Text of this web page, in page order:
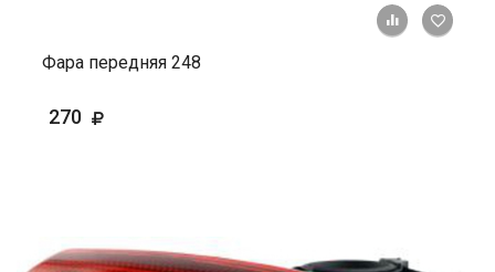
+ К
Фара передняя 248
270